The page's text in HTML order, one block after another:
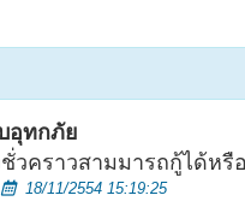
อุทกภัย
วคราวสามมารถกู้ได้หรื
18/11/2554 15:19:25